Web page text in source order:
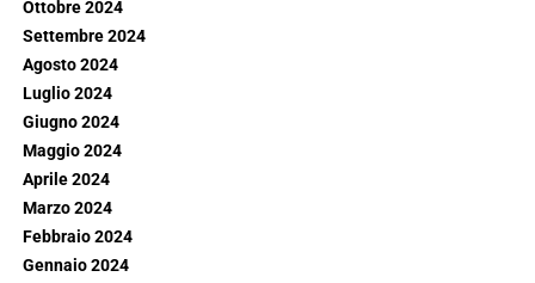
Ottobre 2024
Settembre 2024
Agosto 2024
Luglio 2024
Giugno 2024
Maggio 2024
Aprile 2024
Marzo 2024
Febbraio 2024
Gennaio 2024